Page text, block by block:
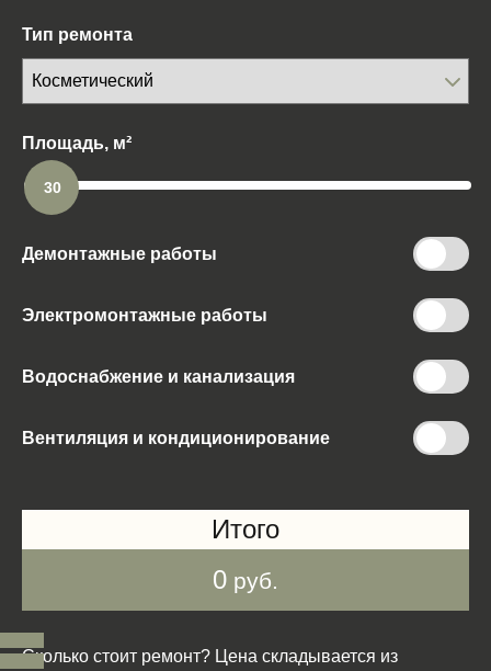
Тип ремонта
Площадь, м²
30
Демонтажные работы
Электромонтажные работы
Водоснабжение и канализация
Вентиляция и кондиционирование
Итого
0 руб.
Сколько стоит ремонт? Цена складывается из